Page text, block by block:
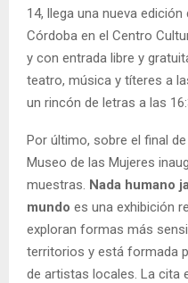
14, llega una nueva
Córdoba en el Centro
y con entrada libre y
teatro, música y títeres a
un rincón de letras a las
Por último, sobre el final
Museo de las Mujeres
muestras. Nada humano
mundo es una exhibición
exploran formas más
territorios y está formada
de artistas locales. La cita